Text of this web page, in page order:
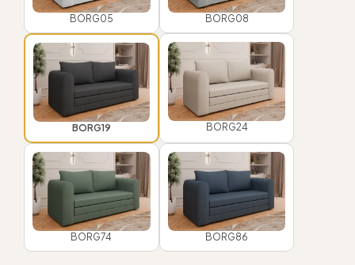
BORG05 BORG08
BORG19 BORG24
BORG74 BORG86